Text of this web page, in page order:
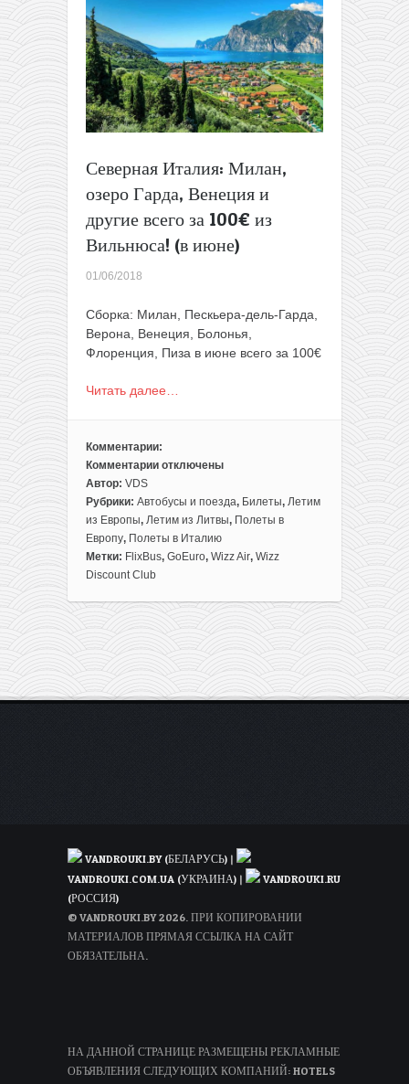
Марокко
всего
за
75€
для
всех
или
за
для
избранных
Северная Италия: Милан,
озеро Гарда, Венеция и
другие всего за 100€ из
Вильнюса! (в июне)
01/06/2018
Сборка: Милан, Пескьера-дель-Гарда,
Верона, Венеция, Болонья,
Флоренция, Пиза в июне всего за 100€
Читать далее…
Комментарии:
Комментарии
к
записи
Северная
Италия:
Милан,
озеро
Венеция
и
другие
всего
100€
отключены
Автор: VDS
Рубрики: Автобусы и поезда, Билеты, Летим
из Европы, Летим из Литвы, Полеты в
Европу, Полеты в Италию
Метки: FlixBus, GoEuro, Wizz Air, Wizz
Discount Club
VANDROUKI.BY (БЕЛАРУСЬ) |
VANDROUKI.COM.UA (УКРАИНА) |
VANDROUKI.RU
(РОССИЯ)
© VANDROUKI.BY 2026. ПРИ КОПИРОВАНИИ
МАТЕРИАЛОВ ПРЯМАЯ ССЫЛКА НА САЙТ
ОБЯЗАТЕЛЬНА.
НА ДАННОЙ СТРАНИЦЕ РАЗМЕЩЕНЫ РЕКЛАМНЫЕ
ОБЪЯВЛЕНИЯ СЛЕДУЮЩИХ КОМПАНИЙ: HOTELS